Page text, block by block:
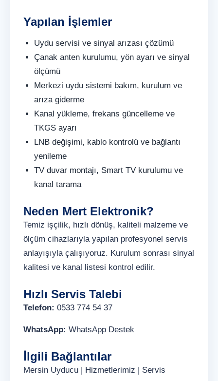
Yapılan İşlemler
Uydu servisi ve sinyal arızası çözümü
Çanak anten kurulumu, yön ayarı ve sinyal
ölçümü
Merkezi uydu sistemi bakım, kurulum ve
arıza giderme
Kanal yükleme, frekans güncelleme ve
TKGS ayarı
LNB değişimi, kablo kontrolü ve bağlantı
yenileme
TV duvar montajı, Smart TV kurulumu ve
kanal tarama
Neden Mert Elektronik?
Temiz işçilik, hızlı dönüş, kaliteli malzeme ve
ölçüm cihazlarıyla yapılan profesyonel servis
anlayışıyla çalışıyoruz. Kurulum sonrası sinyal
kalitesi ve kanal listesi kontrol edilir.
Hızlı Servis Talebi
Telefon: 0533 774 54 37
WhatsApp: WhatsApp Destek
İlgili Bağlantılar
Mersin Uyducu | Hizmetlerimiz | Servis